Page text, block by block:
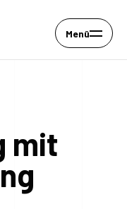
Menü
mit